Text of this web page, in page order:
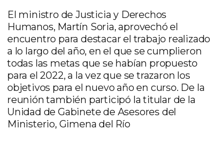
El ministro de Justicia y Derechos
Humanos, Martín Soria, aprovechó el
encuentro para destacar el trabajo realizado
a lo largo del año, en el que se cumplieron
todas las metas que se habían propuesto
para el 2022, a la vez que se trazaron los
objetivos para el nuevo año en curso. De la
reunión también participó la titular de la
Unidad de Gabinete de Asesores del
Ministerio, Gimena del Río